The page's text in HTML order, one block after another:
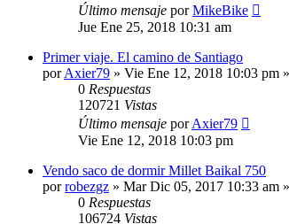
Último mensaje porMikeBike
Jue Ene 25, 2018 10:31 am
Primer viaje. El camino de Santiago
porAxier79 » Vie Ene 12, 2018 10:03 pm
0 Respuestas
120721 Vistas
Último mensaje porAxier79
Vie Ene 12, 2018 10:03 pm
Vendo saco de dormir Millet Baikal 750
porrobezgz » Mar Dic 05, 2017 10:33 am
0 Respuestas
106724 Vistas